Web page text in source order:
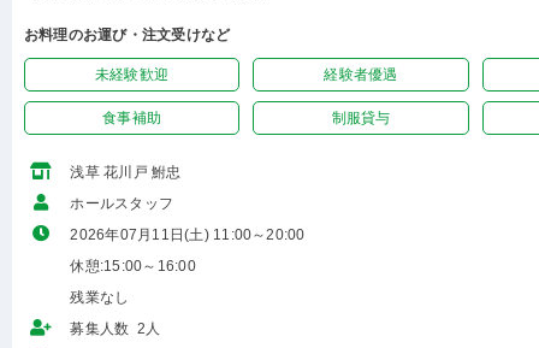
お料理のお運び・注文受けなど
未経験歓迎 経験者優遇
食事補助 制服貸与
浅草 花川戸 鮒忠
ホールスタッフ
2026年07月11日(土) 11:00～20:00
休憩:15:00～16:00
残業なし
募集人数 2人